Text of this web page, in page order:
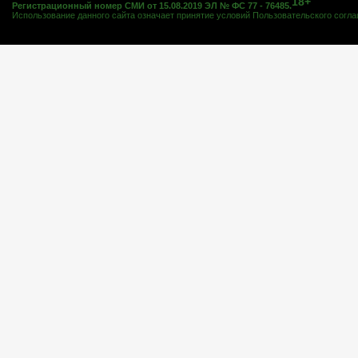
Регистрационный номер СМИ от 15.08.2019 ЭЛ № ФС 77 - 76485.
Использование данного сайта означает принятие условий Пользовательского